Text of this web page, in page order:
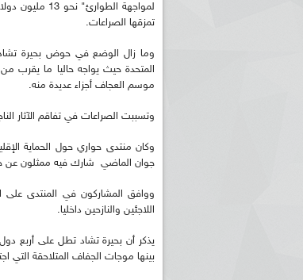
تمزقها الصراعات.
وما زال الوضع في حوض بحيرة تشاد
موسم العجاف أجزاء عديدة منه.
وتسببت الصراعات في تفاقم الآثار
جوان الماضي شارك فيه ممثلون عن
ووافق المشاركون في المنتدى على
اللاجئين والنازحين داخليا.
يذكر أن بحيرة تشاد تطل على أربع
بينها موجات الجفاف المتلاحقة التي